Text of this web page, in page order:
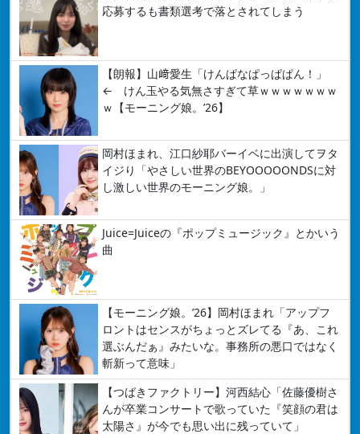
応募するも書類選考で落とされてしまう
【朗報】山﨑愛生「けんぱなぱっぱぱん！」
← けん玉やる気無さすぎて草ｗｗｗｗｗｗｗ
ｗ【モーニング娘。’26】
岡村ほまれ、江口紗耶バーイベに出演してヲタ
イジり「やさしい世界のBEYOOOOONDSに対
し激しい世界のモーニング娘。」
Juice=Juiceの『ポップミュージック』とかいう
曲
【モーニング娘。’26】岡村ほまれ「アップフ
ロントはセンスがちょっとズレてる『あ、これ
選ぶんだぁ』みたいな。事務所の悪口ではなく
斬新って意味」
【つばきファクトリー】河西結心「佐藤優樹さ
んが卒業コンサートで歌っていた『笑顔の君は
太陽さ』が今でも思い出に残っていて」